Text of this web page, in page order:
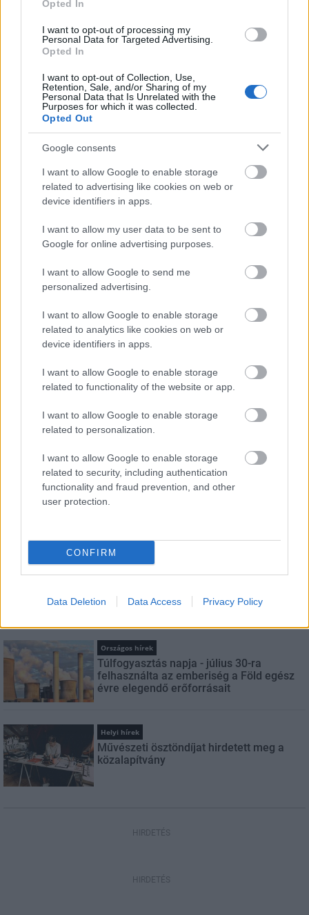
Opted In
I want to opt-out of processing my
Personal Data for Targeted Advertising.
Opted In
I want to opt-out of Collection, Use,
Retention, Sale, and/or Sharing of my
Personal Data that Is Unrelated with the
Purposes for which it was collected.
Opted Out
Google consents
I want to allow Google to enable storage
related to advertising like cookies on web or
device identifiers in apps.
I want to allow my user data to be sent to
Google for online advertising purposes.
I want to allow Google to send me
personalized advertising.
I want to allow Google to enable storage
related to analytics like cookies on web or
device identifiers in apps.
I want to allow Google to enable storage
related to functionality of the website or app.
I want to allow Google to enable storage
related to personalization.
I want to allow Google to enable storage
related to security, including authentication
functionality and fraud prevention, and other
user protection.
CONFIRM
Data Deletion Data Access Privacy Policy
mesél – megújul a tatai Angolkert
HÍRLEVÉL
adatvédelmi
szabályzatot!
Energiatakarékosság: estétől
a paksi második blokk 3-as turbinája is
termelni fog
Aktuális
Energiaválság: az éjszakai fordulat
bizakodásra ad okot
Országos hírek
Nem az üres, hanem az okosan működő
Országos hírek
Túlfogyasztás napja - július 30-ra
felhasználta az emberiség a Föld egész
évre elegendő erőforrásait
Helyi hírek
Művészeti ösztöndíjat hirdetett meg a
közalapítvány
HIRDETÉS
HIRDETÉS